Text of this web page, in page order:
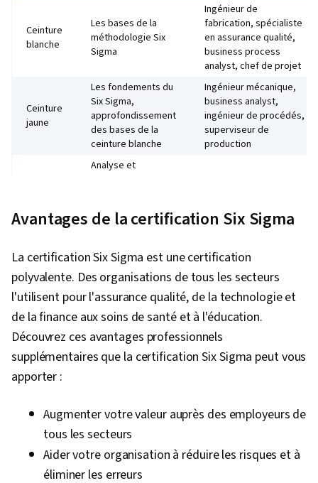
Ceinture
blanche
Les bases de la
méthodologie Six
Sigma
Ingénieur de
fabrication, spécialiste
en assurance qualité,
business process
analyst, chef de projet
Ceinture
jaune
Les fondements du
Six Sigma,
approfondissement
des bases de la
ceinture blanche
Ingénieur mécanique,
business analyst,
ingénieur de procédés,
superviseur de
production
verte
Analyse et
participation à des
d'amélioration de la
qualité
principal des
de la production
noire
Principes,
systèmes de
support et outils Six
Sigma ; leadership
d'équipe ; modèle
l'amélioration continue,
Responsable de
l'amélioration des
processus, Chef de
projet Six Sigma Black
Élaboration de
mesures clés et
d'orientation d'un
programme Six
Sigma, planification
à l'échelle de
Responsable
Avantages de la certification Six Sigma
La certification Six Sigma est une certification
polyvalente. Des organisations de tous les secteurs
l'utilisent pour l'assurance qualité, de la technologie et
de la finance aux soins de santé et à l'éducation.
Découvrez ces avantages professionnels
supplémentaires que la certification Six Sigma peut vous
apporter :
Augmenter votre valeur auprès des employeurs de
tous les secteurs
Aider votre organisation à réduire les risques et à
éliminer les erreurs